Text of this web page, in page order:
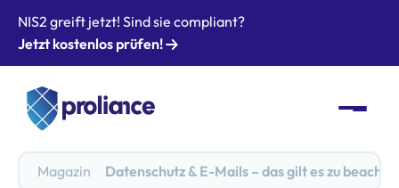
NIS2 greift jetzt! Sind sie compliant?
Jetzt kostenlos prüfen!
Magazin Datenschutz & E-Mails – das gilt es zu